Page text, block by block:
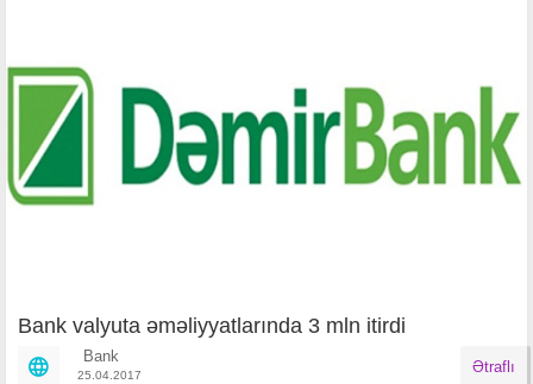
Bank valyuta əməliyyatlarında 3 mln itirdi
Bank
25.04.2017 Ətraflı